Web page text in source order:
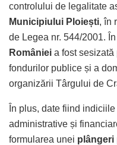
controlului de legalitate
Municipiului Ploiești, în
de Legea nr. 544/2001.
României a fost
fondurilor publice și a
organizării Târgului de
În plus, date fiind
administrative și
formularea unei plângeri